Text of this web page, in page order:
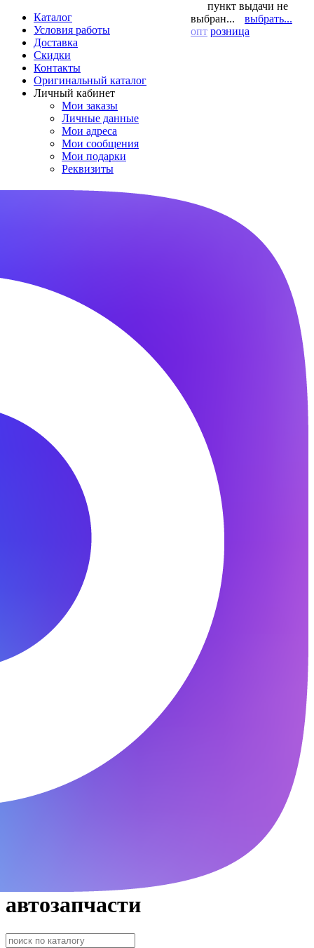
Каталог
Условия работы
Доставка
Скидки
Контакты
Оригинальный каталог
Личный кабинет
Мои заказы
Личные данные
Мои адреса
Мои сообщения
Мои подарки
Реквизиты
пункт выдачи не
выбран...
выбрать...
опт розница
автозапчасти